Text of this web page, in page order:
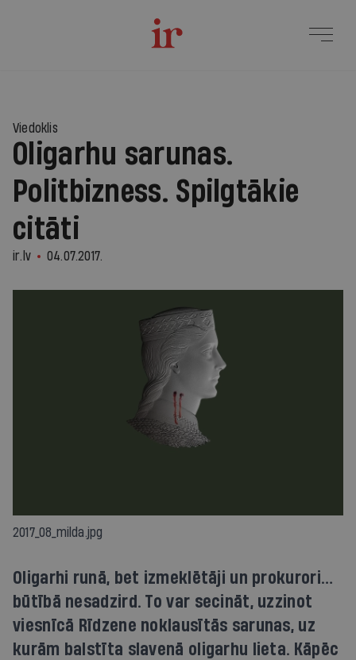
Viedoklis
Oligarhu sarunas.
Politbizness. Spilgtākie
citāti
ir.lv 04.07.2017.
2017_08_milda.jpg
Oligarhi runā, bet izmeklētāji un prokurori…
būtībā nesadzird. To var secināt, uzzinot
viesnīcā Rīdzene noklausītās sarunas, uz
kurām balstīta slavenā oligarhu lieta. Kāpēc